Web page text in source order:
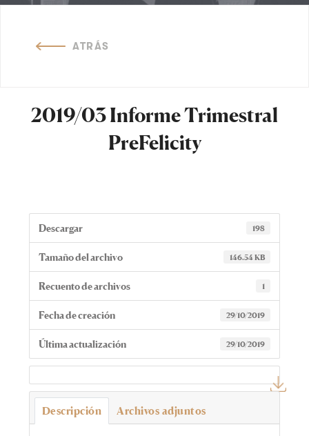
ATRÁS
2019/03 Informe Trimestral
PreFelicity
Descargar 198
Tamaño del archivo 146.54 KB
Recuento de archivos 1
Fecha de creación 29/10/2019
Última actualización 29/10/2019
Descripción Archivos adjuntos